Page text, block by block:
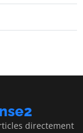
directement